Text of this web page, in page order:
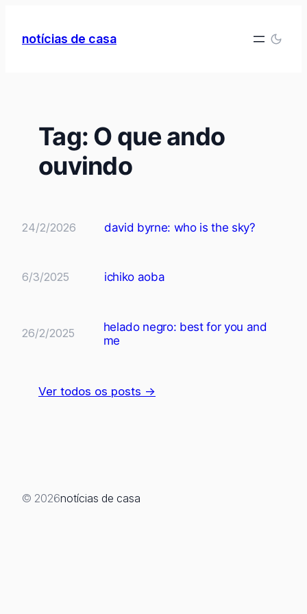
paranotícias de casa
Tag: O que ando
ouvindo
24/2/2026 david byrne: who is the sky?
6/3/2025 ichiko aoba
26/2/2025
helado negro: best for you and
me
Ver todos os posts →
© 2026notícias de casa